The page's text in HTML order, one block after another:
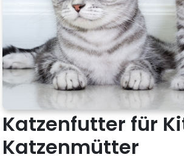
Katzenfutter für
Katzenmütter